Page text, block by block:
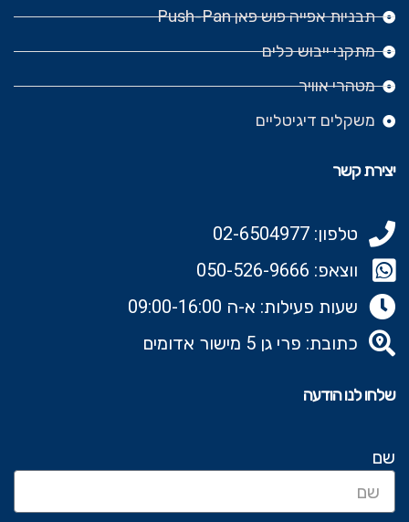
תבניות אפייה פוש פאן Push-Pan
מתקני ייבוש כלים
מטהרי אוויר
משקלים דיגיטליים
יצירת קשר
טלפון: 02-6504977
ווצאפ: 050-526-9666‬
שעות פעילות: א-ה 09:00-16:00
כתובת: פרי גן 5 מישור אדומים
שלחו לנו הודעה
שם